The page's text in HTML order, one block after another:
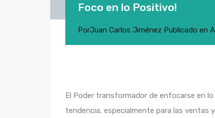
Foco en lo Positivo!
PorJuan Carlos Jiménez Publicado en
El Poder transformador de enfocarse en
tendencia, especialmente para las ventas